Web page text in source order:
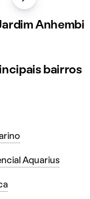
Anhembi
bairros
Aquarius